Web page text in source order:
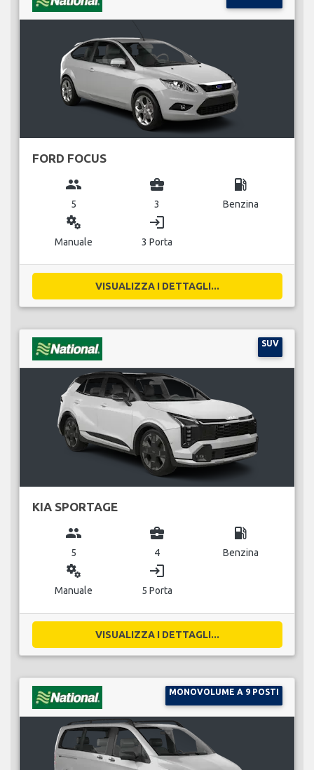
FORD FOCUS
group
5
business_center
3
local_gas_station
Benzina
miscellaneous_services
Manuale
login
3 Porta
VISUALIZZA I DETTAGLI...
SUV
KIA SPORTAGE
group
5
business_center
4
local_gas_station
Benzina
miscellaneous_services
Manuale
login
5 Porta
VISUALIZZA I DETTAGLI...
MONOVOLUME A 9 POSTI